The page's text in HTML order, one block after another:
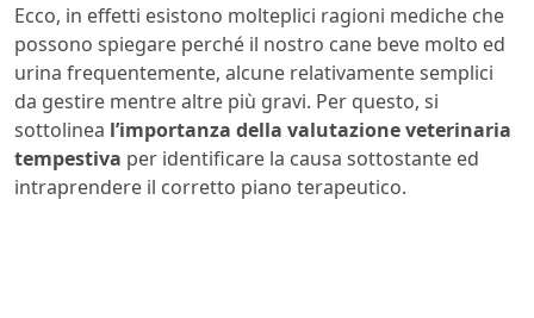
Ecco, in effetti esistono molteplici ragioni mediche che
possono spiegare perché il nostro cane beve molto ed
urina frequentemente, alcune relativamente semplici
da gestire mentre altre più gravi. Per questo, si
sottolinea l’importanza della valutazione veterinaria
tempestiva per identificare la causa sottostante ed
intraprendere il corretto piano terapeutico.